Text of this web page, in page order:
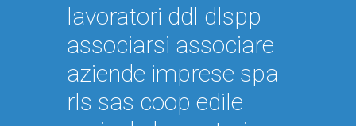
lavoratori ddl dlspp
associarsi associare
aziende imprese spa
rls sas coop edile